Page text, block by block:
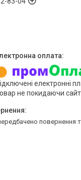
електронні
не покидаючи